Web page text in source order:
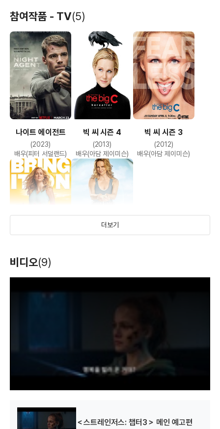
힐빌리의 노래
배우(J.D. 밴스)
킬러 인 하이스쿨
배우(구치)
배우
킹 오브 썸머
(2013)
배우(패트릭 키난)
슈퍼 에이트
(2011)
배우
참여작품 - TV(5)
나이트 에이전트
(2023)
배우(피터 서덜랜드)
빅 씨 시즌 4
(2013)
배우(아담 제이미슨)
빅 씨 시즌 3
(2012)
배우(아담 제이미슨)
빅 씨 시즌 2
더보기
비디오(9)
＜스트레인저스: 챕터3＞ 메인 예고편